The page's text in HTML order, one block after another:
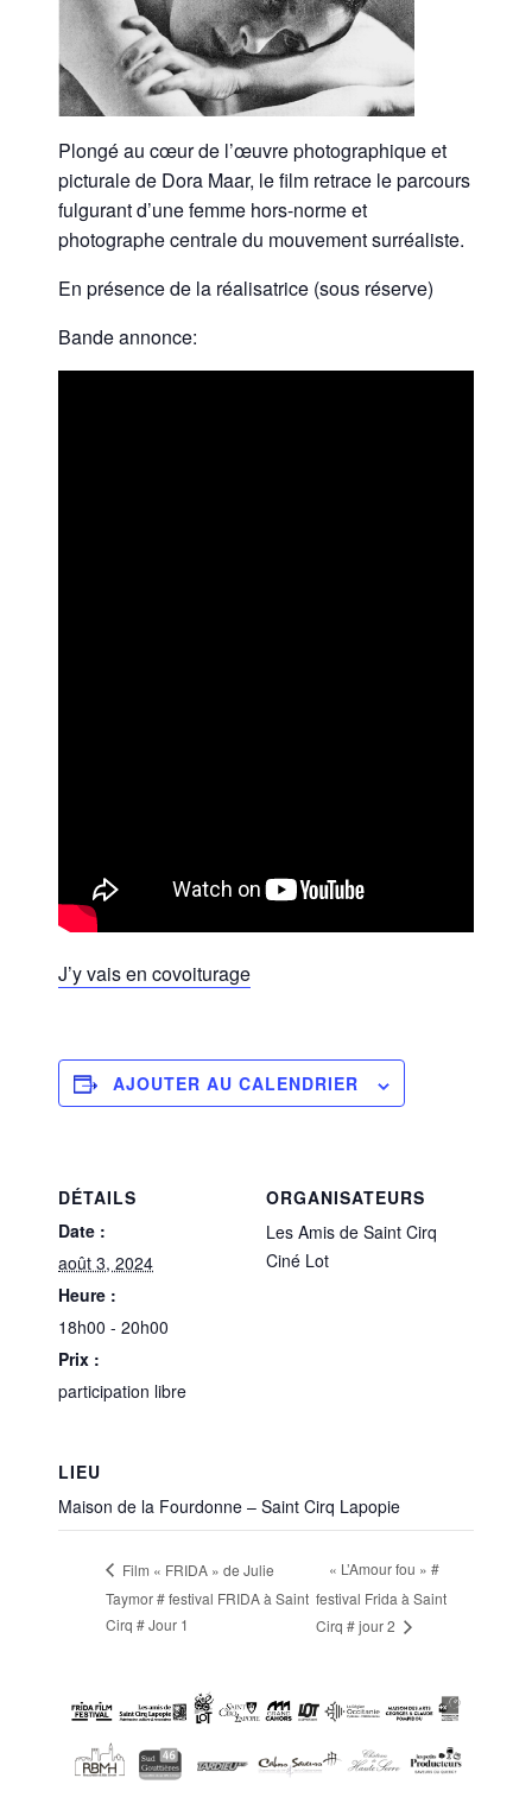
Plongé au cœur de l’œuvre photographique et
picturale de Dora Maar, le film retrace le parcours
fulgurant d’une femme hors-norme et
photographe centrale du mouvement surréaliste.
En présence de la réalisatrice (sous réserve)
Bande annonce:
J’y vais en covoiturage
AJOUTER AU CALENDRIER
DÉTAILS
Date :
août 3, 2024
Heure :
18h00 - 20h00
Prix :
participation libre
ORGANISATEURS
Les Amis de Saint Cirq
Ciné Lot
LIEU
Maison de la Fourdonne – Saint Cirq Lapopie
Film « FRIDA » de Julie
Taymor # festival FRIDA à Saint
Cirq # Jour 1
« L’Amour fou » #
festival Frida à Saint
Cirq # jour 2